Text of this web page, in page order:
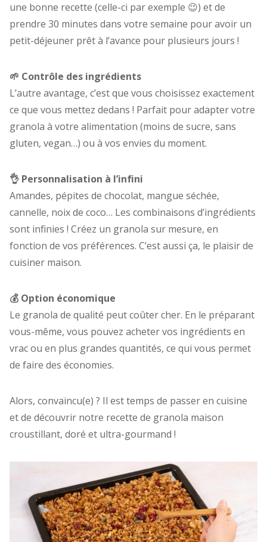
une bonne recette (celle-ci par exemple 😉) et de
prendre 30 minutes dans votre semaine pour avoir un
petit-déjeuner prêt à l’avance pour plusieurs jours !
🌱 Contrôle des ingrédients
L’autre avantage, c’est que vous choisissez exactement
ce que vous mettez dedans ! Parfait pour adapter votre
granola à votre alimentation (moins de sucre, sans
gluten, vegan…) ou à vos envies du moment.
👌 Personnalisation à l’infini
Amandes, pépites de chocolat, mangue séchée,
cannelle, noix de coco… Les combinaisons d’ingrédients
sont infinies ! Créez un granola sur mesure, en
fonction de vos préférences. C’est aussi ça, le plaisir de
cuisiner maison.
💰 Option économique
Le granola de qualité peut coûter cher. En le préparant
vous-même, vous pouvez acheter vos ingrédients en
vrac ou en plus grandes quantités, ce qui vous permet
de faire des économies.
Alors, convaincu(e) ? Il est temps de passer en cuisine
et de découvrir notre recette de granola maison
croustillant, doré et ultra-gourmand !